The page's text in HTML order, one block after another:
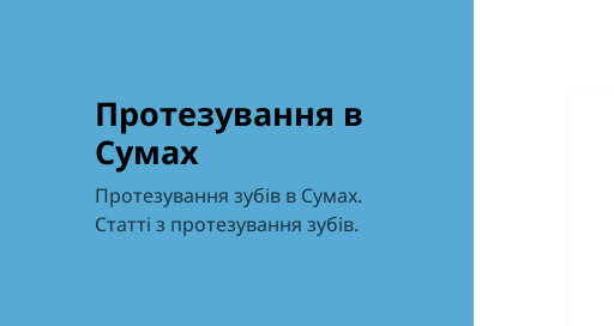
Протезування в
Сумах
Протезування зубів в Сумах.
Статті з протезування зубів.